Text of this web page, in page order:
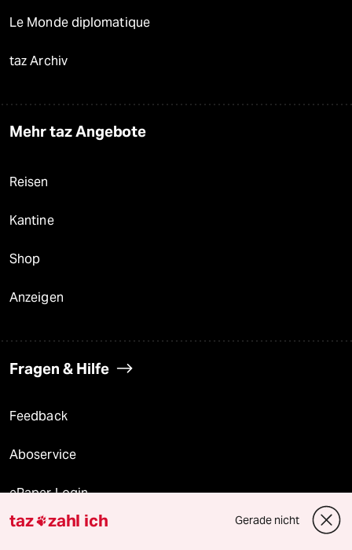
Le Monde diplomatique
taz Archiv
Mehr taz Angebote
Reisen
Kantine
Shop
Anzeigen
Fragen & Hilfe
Feedback
Aboservice
ePaper Login
Downloads für Abonnierende
taz zahl ich Gerade nicht